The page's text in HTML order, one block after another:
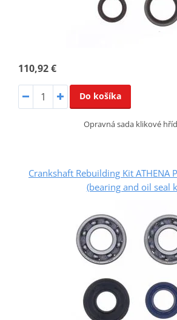
110,92 €
Do košíka
Opravná sada klikové
Crankshaft Rebuilding Kit ATHENA
(bearing and oil seal